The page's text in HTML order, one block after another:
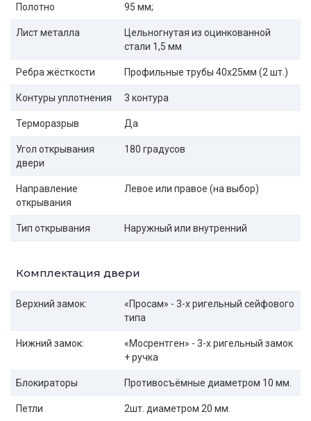
Полотно 95 мм;
Лист металла
Цельногнутая из оцинкованной
стали 1,5 мм
Ребра жёсткости Профильные трубы 40х25мм (2 шт.)
Контуры уплотнения 3 контура
Терморазрыв Да
Угол открывания
двери
180 градусов
Направление
открывания
Левое или правое (на выбор)
Тип открывания Наружный или внутренний
Комплектация двери
Верхний замок:
«Просам» - 3-х ригельный сейфового
типа
Нижний замок:
«Мосрентген» - 3-х ригельный замок
+ ручка
Блокираторы Противосъёмные диаметром 10 мм.
Петли 2шт. диаметром 20 мм.